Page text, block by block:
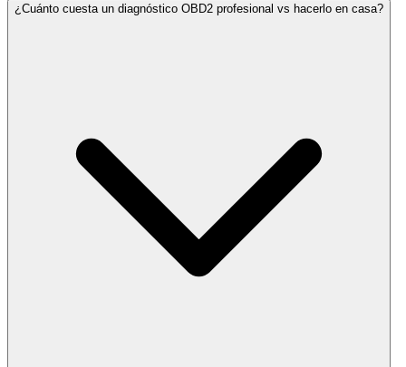
¿Cuánto cuesta un diagnóstico OBD2 profesional vs hacerlo en casa?